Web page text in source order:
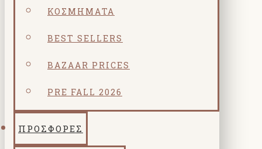
ΚΟΣΜΗΜΑΤΑ
BEST SELLERS
BAZAAR PRICES
PRE FALL 2026
ΠΡΟΣΦΟΡΕΣ